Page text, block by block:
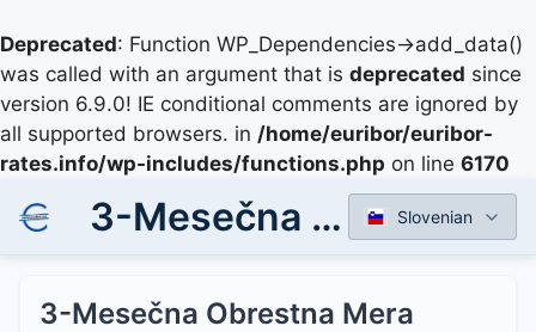
Deprecated: Function WP_Dependencies->add_data()
was called with an argument that is deprecated since
version 6.9.0! IE conditional comments are ignored by
all supported browsers. in /home/euribor/euribor-
rates.info/wp-includes/functions.php on line 6170
3-Mesečna Obrestna Mera Euribor Slovenian
3-Mesečna Obrestna Mera